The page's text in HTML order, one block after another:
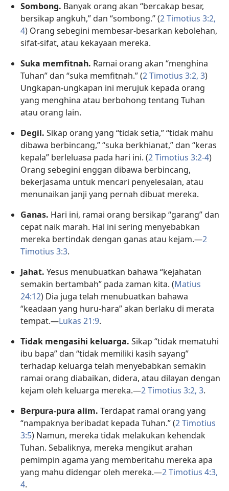
Sombong. Banyak orang akan “bercakap besar,
bersikap angkuh,” dan “sombong.” (2 Timotius 3:2,
4) Orang sebegini membesar-besarkan kebolehan,
sifat-sifat, atau kekayaan mereka.
Suka memfitnah. Ramai orang akan “menghina
Tuhan” dan “suka memfitnah.” (2 Timotius 3:2, 3)
Ungkapan-ungkapan ini merujuk kepada orang
yang menghina atau berbohong tentang Tuhan
atau orang lain.
Degil. Sikap orang yang “tidak setia,” “tidak mahu
dibawa berbincang,” “suka berkhianat,” dan “keras
kepala” berleluasa pada hari ini. (2 Timotius 3:2-4)
Orang sebegini enggan dibawa berbincang,
bekerjasama untuk mencari penyelesaian, atau
menunaikan janji yang pernah dibuat mereka.
Ganas. Hari ini, ramai orang bersikap “garang” dan
cepat naik marah. Hal ini sering menyebabkan
mereka bertindak dengan ganas atau kejam.—2
Timotius 3:3.
Jahat. Yesus menubuatkan bahawa “kejahatan
semakin bertambah” pada zaman kita. (Matius
24:12) Dia juga telah menubuatkan bahawa
“keadaan yang huru-hara” akan berlaku di merata
tempat.—Lukas 21:9.
Tidak mengasihi keluarga. Sikap “tidak mematuhi
ibu bapa” dan “tidak memiliki kasih sayang”
terhadap keluarga telah menyebabkan semakin
ramai orang diabaikan, didera, atau dilayan dengan
kejam oleh keluarga mereka.—2 Timotius 3:2, 3.
Berpura-pura alim. Terdapat ramai orang yang
“nampaknya beribadat kepada Tuhan.” (2 Timotius
3:5) Namun, mereka tidak melakukan kehendak
Tuhan. Sebaliknya, mereka mengikut arahan
pemimpin agama yang memberitahu mereka apa
yang mahu didengar oleh mereka.—2 Timotius 4:3,
4.